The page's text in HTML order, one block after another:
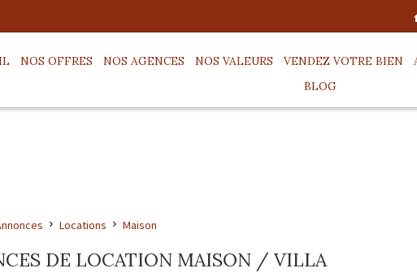
NOS OFFRES NOS AGENCES NOS VALEURS VENDEZ VOTRE BIEN
BLOG
Locations Maison
DE LOCATION MAISON / VILLA